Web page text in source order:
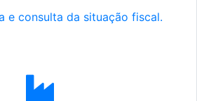
e consulta da situação fiscal.